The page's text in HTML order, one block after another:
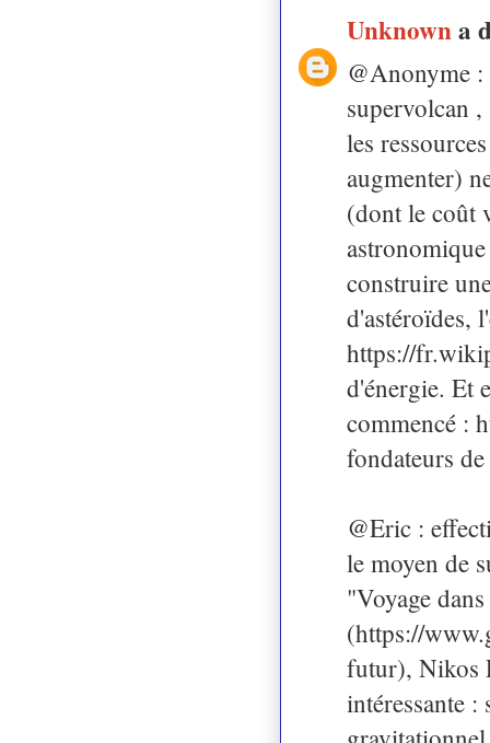
Unknowna
@Anonyme
supervolcan
les
augmenter)
(dont le coût
construire
d'astéroïdes,
https://
d'énergie. Et
commencé :
fondateurs
@Eric :
le moyen de
"Voyage
(https://
futur), Nikos
intéressante